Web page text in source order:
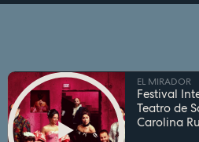
EL MIRADOR
Festival
Teatro de
Carolina